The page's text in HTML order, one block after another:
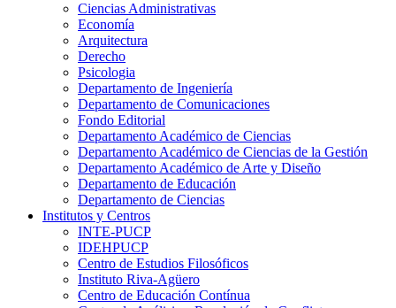
Ciencias Administrativas
Economía
Arquitectura
Derecho
Psicologia
Departamento de Ingeniería
Departamento de Comunicaciones
Fondo Editorial
Departamento Académico de Ciencias
Departamento Académico de Ciencias de la Gestión
Departamento Académico de Arte y Diseño
Departamento de Educación
Departamento de Ciencias
Institutos y Centros
INTE-PUCP
IDEHPUCP
Centro de Estudios Filosóficos
Instituto Riva-Agüero
Centro de Educación Contínua